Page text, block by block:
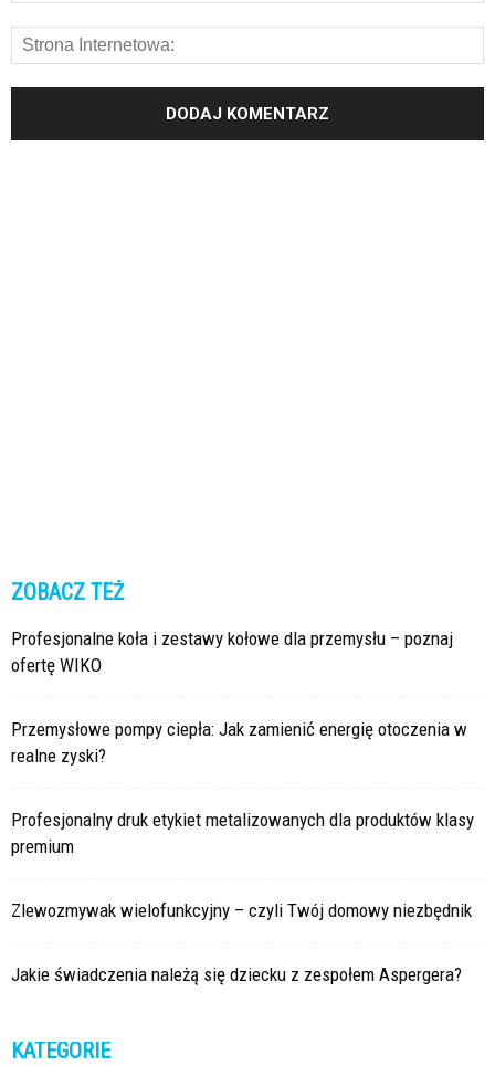
ZOBACZ TEŻ
Profesjonalne koła i zestawy kołowe dla przemysłu – poznaj
ofertę WIKO
Przemysłowe pompy ciepła: Jak zamienić energię otoczenia w
realne zyski?
Profesjonalny druk etykiet metalizowanych dla produktów klasy
premium
Zlewozmywak wielofunkcyjny – czyli Twój domowy niezbędnik
Jakie świadczenia należą się dziecku z zespołem Aspergera?
KATEGORIE